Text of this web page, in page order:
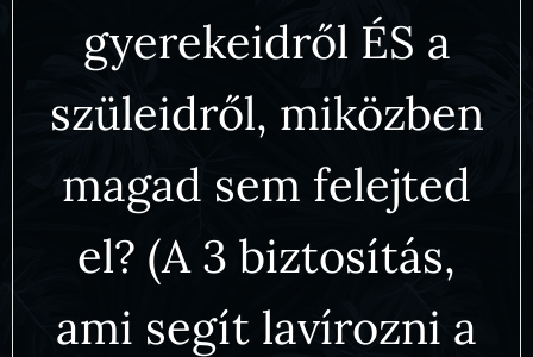
gyerekeidről ÉS a
szüleidről, miközben
magad sem felejted
el? (A 3 biztosítás,
ami segít lavírozni a